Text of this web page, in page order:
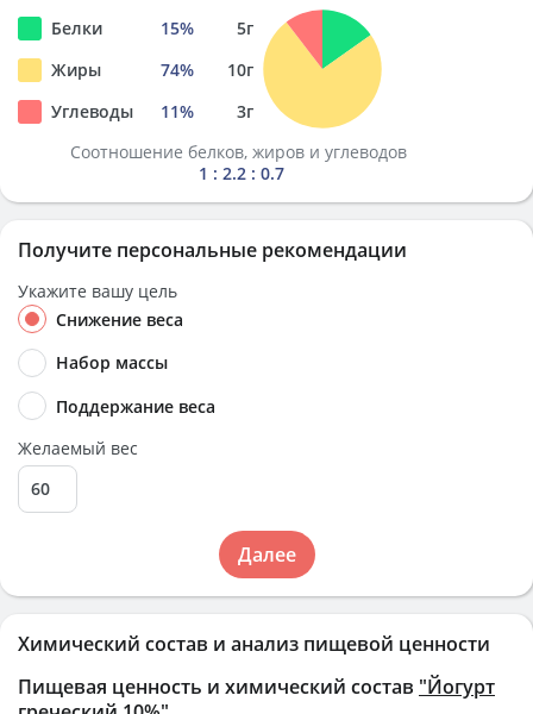
Химический состав и анализ пищевой ценности
Пищевая ценность и химический состав "Йогурт
Белки 15% 5г
Жиры
74% 10г
Углеводы
11% 3г
Соотношение белков, жиров и углеводов
1 : 2.2 : 0.7
Получите персональные рекомендации
Укажите вашу цель
Снижение веса
Набор массы
Поддержание веса
Желаемый вес
Далее